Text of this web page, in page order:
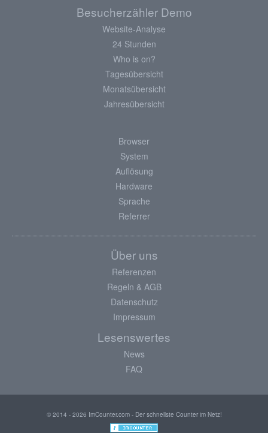
Besucherzähler Demo
Website-Analyse
24 Stunden
Who is on?
Tagesübersicht
Monatsübersicht
Jahresübersicht
Browser
System
Auflösung
Hardware
Sprache
Referrer
Über uns
Referenzen
Regeln & AGB
Datenschutz
Impressum
Lesenswertes
News
FAQ
© 2014 - 2026 ImCounter.com - Der schnellste Counter im Netz!